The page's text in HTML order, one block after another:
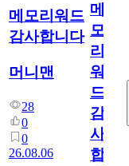
메모리워드
감사합니다
머니맨
28
0
0
26.08.06
메
모
리
워
드
감
사
합